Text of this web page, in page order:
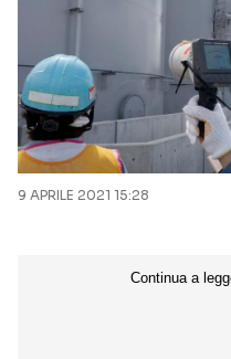
9 APRILE 2021 15:28